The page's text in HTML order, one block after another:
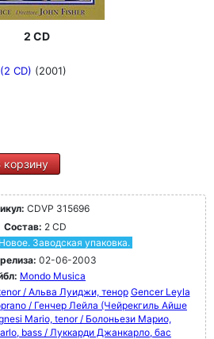
2 CD
CD) (2001)
корзину
CDVP 315696
Состав: 2 CD
Новое. Заводская упаковка.
02-06-2003
Mondo Musica
/ Альва Луиджи, тенор Gencer Leyla
/ Генчер Лейла (Чейрекгиль Айше
Mario, tenor / Болоньези Марио,
bass / Луккарди Джанкарло, бас